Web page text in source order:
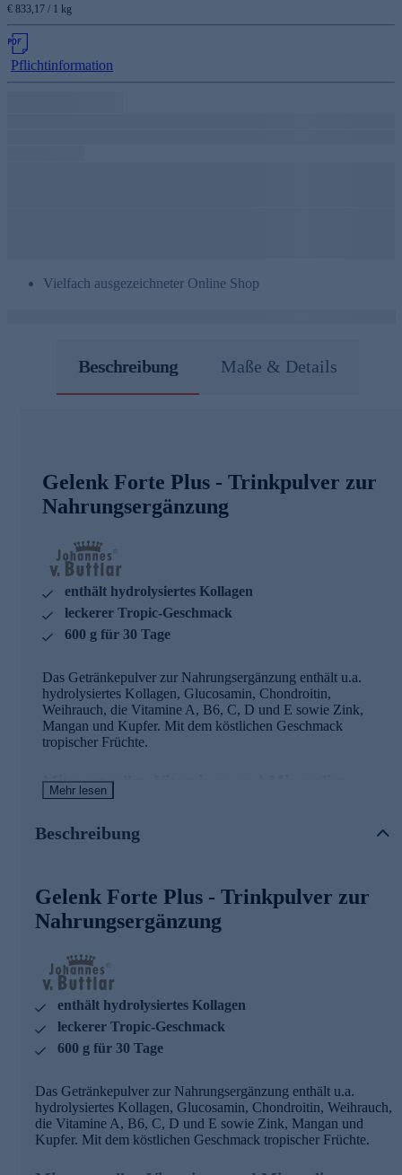
€ 833,17 / 1 kg
Pflichtinformation
Vielfach ausgezeichneter Online Shop
Beschreibung Maße & Details
Gelenk Forte Plus - Trinkpulver zur
Nahrungsergänzung
enthält hydrolysiertes Kollagen
leckerer Tropic-Geschmack
600 g für 30 Tage
Das Getränkepulver zur Nahrungsergänzung enthält u.a.
hydrolysiertes Kollagen, Glucosamin, Chondroitin,
Weihrauch, die Vitamine A, B6, C, D und E sowie Zink,
Mangan und Kupfer. Mit dem köstlichen Geschmack
tropischer Früchte.
Mit wertvollen Vitaminen und Mineralien
eine normale Knorpelfunktion bei
Vitamin C trägt dazu bei, die Zellen vor oxidativem
bei
Mangan trägt zu einer normalen Bindegewebsbildung
bei
Vitamin D hat eine Funktion bei der Zellteilung
Zink trägt zu einer normalen Eiweißsynthese bei
Johannes von Buttlar - ausgezeichnete
Nahrungsergänzung
von Buttlar begann seine Karriere als Mitarbeiter eines
renommierten amerikanischen Instituts, dessen Schwerpunkt
die Altersforschung war. Auf dem Gebiet der Gerontologie
erhielt er viele Auszeichnungen Sein besonderes Interesse
gilt der Möglichkeit, durch hochwertige Nahrungsergänzung
Mehr lesen
Beschreibung
Gelenk Forte Plus - Trinkpulver zur
Nahrungsergänzung
enthält hydrolysiertes Kollagen
leckerer Tropic-Geschmack
600 g für 30 Tage
Das Getränkepulver zur Nahrungsergänzung enthält u.a.
hydrolysiertes Kollagen, Glucosamin, Chondroitin, Weihrauch,
die Vitamine A, B6, C, D und E sowie Zink, Mangan und
Kupfer. Mit dem köstlichen Geschmack tropischer Früchte.